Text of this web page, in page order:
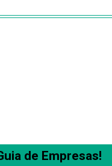
de Empresas!